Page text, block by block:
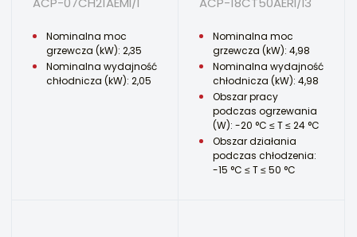
Nominalna moc
grzewcza (kW): 2,35
Nominalna wydajność
chłodnicza (kW): 2,05
Nominalna moc
grzewcza (kW): 4,98
Nominalna wydajność
chłodnicza (kW): 4,98
Obszar pracy
podczas ogrzewania
(W): -20 °C ≤ T ≤ 24 °C
Obszar działania
podczas chłodzenia:
-15 °C ≤ T ≤ 50 °C